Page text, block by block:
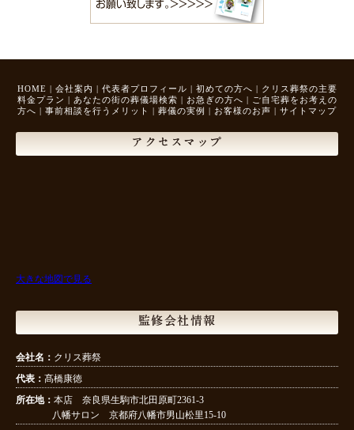
HOME | 会社案内 | 代表者プロフィール | 初めての方へ | クリス葬祭の主要
料金プラン | あなたの街の葬儀場検索 | お急ぎの方へ | ご自宅葬をお考えの
方へ | 事前相談を行うメリット | 葬儀の実例 | お客様のお声 | サイトマップ
アクセスマップ
大きな地図で見る
監修会社情報
会社名： クリス葬祭
代表： 髙橋康徳
所在地： 本店 奈良県生駒市北田原町2361-3
八幡サロン 京都府八幡市男山松里15-10